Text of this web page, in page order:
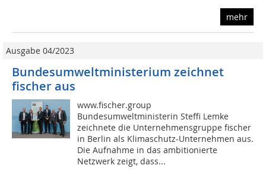
mehr
Ausgabe 04/2023
Bundesumweltministerium zeichnet
fischer aus
www.fischer.group
Bundesumweltministerin Steffi Lemke
zeichnete die Unternehmensgruppe fischer
in Berlin als Klimaschutz-Unternehmen aus.
Die Aufnahme in das ambitionierte
Netzwerk zeigt, dass...